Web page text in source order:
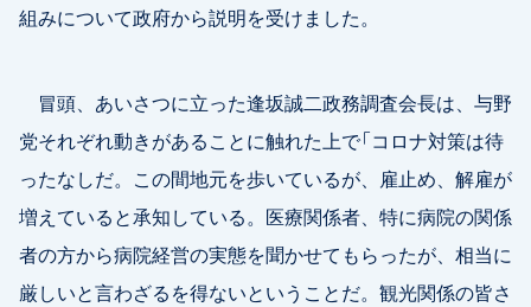
組みについて政府から説明を受けました。
冒頭、あいさつに立った逢坂誠二政務調査会長は、与野
党それぞれ動きがあることに触れた上で「コロナ対策は待
ったなしだ。この間地元を歩いているが、雇止め、解雇が
増えていると承知している。医療関係者、特に病院の関係
者の方から病院経営の実態を聞かせてもらったが、相当に
厳しいと言わざるを得ないということだ。観光関係の皆さ